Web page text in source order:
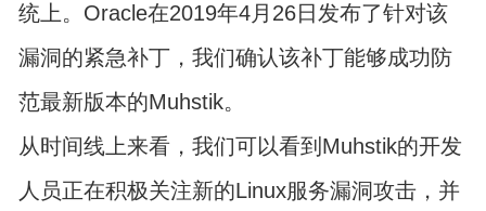
统上。Oracle在2019年4月26日发布了针对该
漏洞的紧急补丁，我们确认该补丁能够成功防
范最新版本的Muhstik。
从时间线上来看，我们可以看到Muhstik的开发
人员正在积极关注新的Linux服务漏洞攻击，并